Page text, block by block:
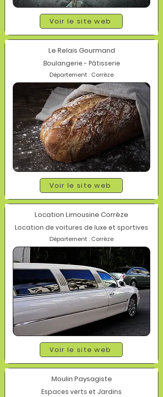
Voir le site web
Le Relais Gourmand
Boulangerie - Pâtisserie
Département : Corrèze
Voir le site web
Location Limousine Corrèze
Location de voitures de luxe et sportives
Département : Corrèze
Voir le site web
Moulin Paysagiste
Espaces verts et Jardins